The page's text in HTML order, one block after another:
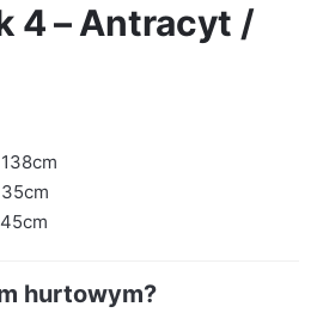
4 – Antracyt /
138cm
35cm
45cm
hurtowym?